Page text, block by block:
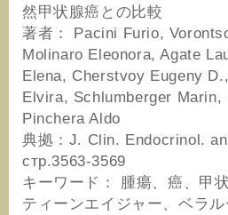
然甲状腺癌との比較
著者： Pacini Furio,
Molinaro Eleonora, Agate
Elena, Cherstvoy Eugeny
Elvira, Schlumberger
Pinchera Aldo
典拠：J. Clin. Endocrinol.
стр.3563-3569
キーワード： 腫瘍、癌、甲
ティーンエイジャー、ベラ